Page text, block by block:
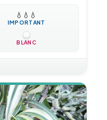
💧 💧 💧
IMPORTANT
BLANC